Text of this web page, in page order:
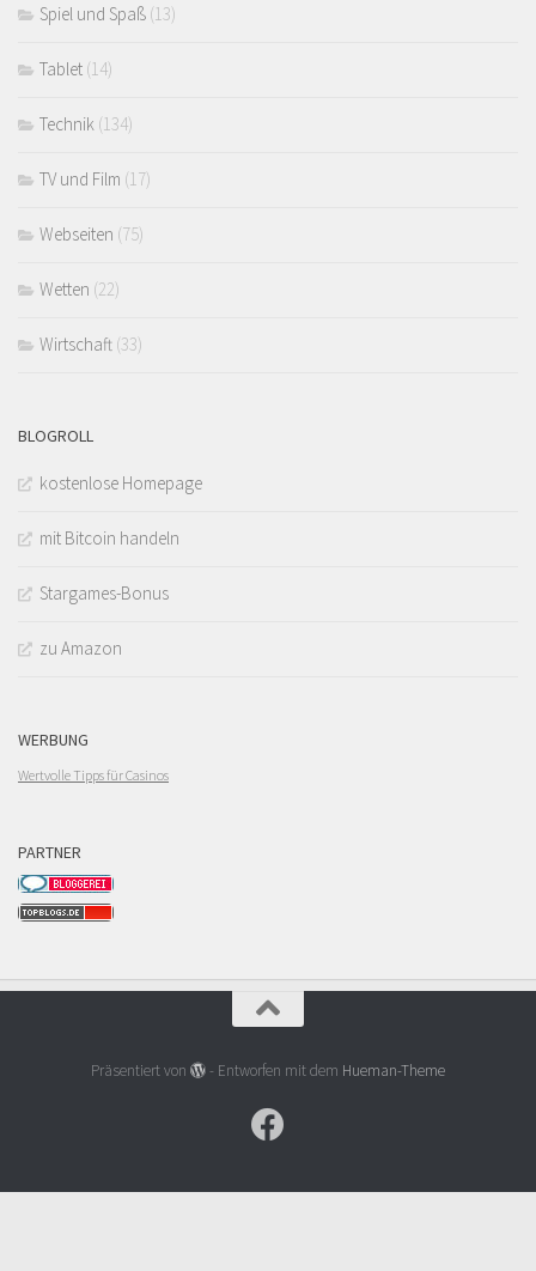
Spiel und Spaß (13)
Tablet (14)
Technik (134)
TV und Film (17)
Webseiten (75)
Wetten (22)
Wirtschaft (33)
BLOGROLL
kostenlose Homepage
mit Bitcoin handeln
Stargames-Bonus
zu Amazon
WERBUNG
Wertvolle Tipps für Casinos
PARTNER
Präsentiert von - Entworfen mit dem Hueman-Theme